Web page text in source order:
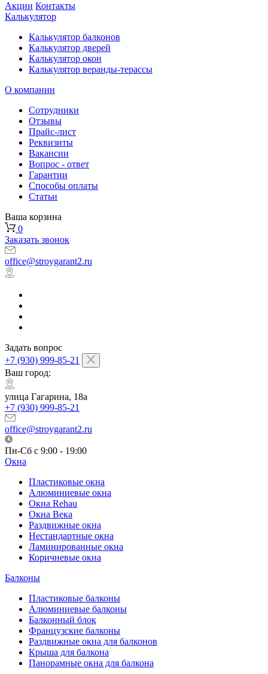
Акции Контакты
Калькулятор
Калькулятор балконов
Калькулятор дверей
Калькулятор окон
Калькулятор веранды-терассы
О компании
Сотрудники
Отзывы
Прайс-лист
Реквизиты
Вакансии
Вопрос - ответ
Гарантии
Способы оплаты
Статьи
Ваша корзина
0
Заказать звонок
office@stroygarant2.ru
Задать вопрос
+7 (930) 999-85-21
Ваш город:
улица Гагарина, 18а
+7 (930) 999-85-21
office@stroygarant2.ru
Пн-Сб с 9:00 - 19:00
Окна
Пластиковые окна
Алюминиевые окна
Окна Rehau
Окна Века
Раздвижные окна
Нестандартные окна
Ламинированные окна
Коричневые окна
Балконы
Пластиковые балконы
Алюминиевые балконы
Балконный блок
Французские балконы
Раздвижные окна для балконов
Крыша для балкона
Панорамные окна для балкона